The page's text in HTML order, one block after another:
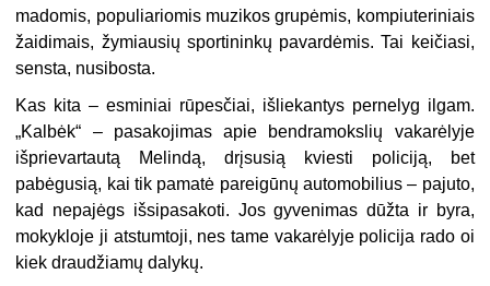
madomis, populiariomis muzikos grupėmis, kompiuteriniais
žaidimais, žymiausių sportininkų pavardėmis. Tai keičiasi,
sensta, nusibosta.
Kas kita – esminiai rūpesčiai, išliekantys pernelyg ilgam.
„Kalbėk“ – pasakojimas apie bendramokslių vakarėlyje
išprievartautą Melindą, drįsusią kviesti policiją, bet
pabėgusią, kai tik pamatė pareigūnų automobilius – pajuto,
kad nepajėgs išsipasakoti. Jos gyvenimas dūžta ir byra,
mokykloje ji atstumtoji, nes tame vakarėlyje policija rado oi
kiek draudžiamų dalykų.